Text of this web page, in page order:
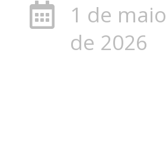
1 de maio
de 2026